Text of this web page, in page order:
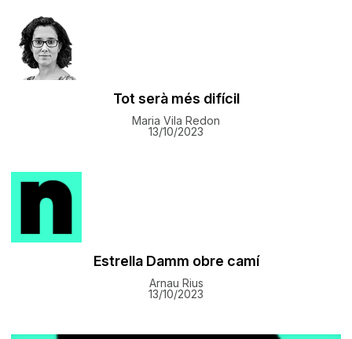
Tot serà més difícil
Maria Vila Redon
13/10/2023
Estrella Damm obre camí
Arnau Rius
13/10/2023